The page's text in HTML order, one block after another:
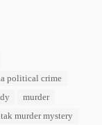
political crime
murder
murder mystery